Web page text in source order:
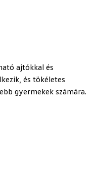
ajtókkal és
és tökéletes
gyermekek számára.